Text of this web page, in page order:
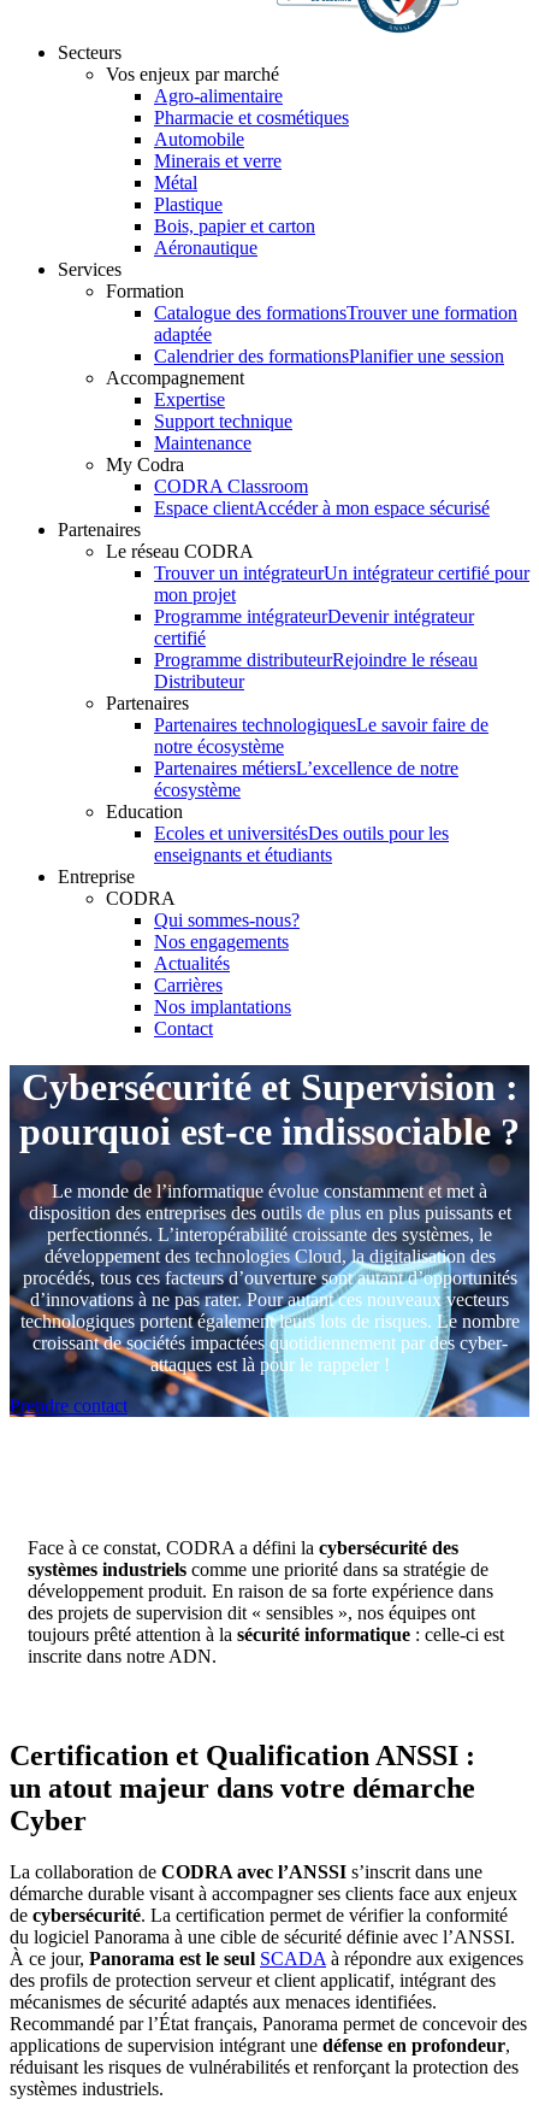
Secteurs
Vos enjeux par marché
Agro-alimentaire
Pharmacie et cosmétiques
Automobile
Minerais et verre
Métal
Plastique
Bois, papier et carton
Aéronautique
Services
Formation
Catalogue des formationsTrouver une formation
adaptée
Calendrier des formationsPlanifier une session
Accompagnement
Expertise
Support technique
Maintenance
My Codra
CODRA Classroom
Espace clientAccéder à mon espace sécurisé
Partenaires
Le réseau CODRA
Trouver un intégrateurUn intégrateur certifié pour
mon projet
Programme intégrateurDevenir intégrateur
certifié
Programme distributeurRejoindre le réseau
Distributeur
Partenaires
Partenaires technologiquesLe savoir faire de
notre écosystème
Partenaires métiersL’excellence de notre
écosystème
Education
Ecoles et universitésDes outils pour les
enseignants et étudiants
Entreprise
CODRA
Qui sommes-nous?
Nos engagements
Actualités
Carrières
Nos implantations
Contact
Cybersécurité et Supervision :
pourquoi est-ce indissociable ?
Le monde de l’informatique évolue constamment et met à
disposition des entreprises des outils de plus en plus puissants et
perfectionnés. L’interopérabilité croissante des systèmes, le
développement des technologies Cloud, la digitalisation des
procédés, tous ces facteurs d’ouverture sont autant d’opportunités
d’innovations à ne pas rater. Pour autant ces nouveaux vecteurs
technologiques portent également leurs lots de risques. Le nombre
croissant de sociétés impactées quotidiennement par des cyber-
attaques est là pour le rappeler !
Prendre contact
Face à ce constat, CODRA a défini la cybersécurité des
systèmes industriels comme une priorité dans sa stratégie de
développement produit. En raison de sa forte expérience dans
des projets de supervision dit « sensibles », nos équipes ont
toujours prêté attention à la sécurité informatique : celle-ci est
inscrite dans notre ADN.
Certification et Qualification ANSSI :
un atout majeur dans votre démarche
Cyber
La collaboration de CODRA avec l’ANSSI s’inscrit dans une
démarche durable visant à accompagner ses clients face aux enjeux
de cybersécurité. La certification permet de vérifier la conformité
du logiciel Panorama à une cible de sécurité définie avec l’ANSSI.
À ce jour, Panorama est le seul SCADA à répondre aux exigences
des profils de protection serveur et client applicatif, intégrant des
mécanismes de sécurité adaptés aux menaces identifiées.
Recommandé par l’État français, Panorama permet de concevoir des
applications de supervision intégrant une défense en profondeur,
réduisant les risques de vulnérabilités et renforçant la protection des
systèmes industriels.